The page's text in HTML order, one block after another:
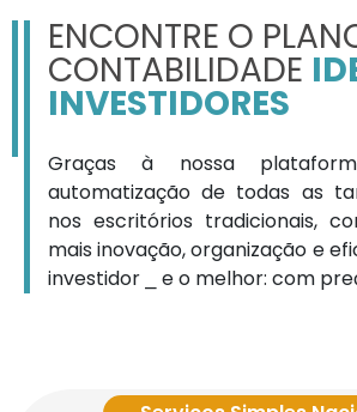
ENCONTRE O
CONTABILIDADE
INVESTIDORES
Graças à nossa
automatização de todas as
nos escritórios tradicionais,
mais inovação, organização e
investidor ⎯ e o melhor: com